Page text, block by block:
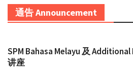
通告 Announcement
SPM Bahasa Melayu 及
讲座